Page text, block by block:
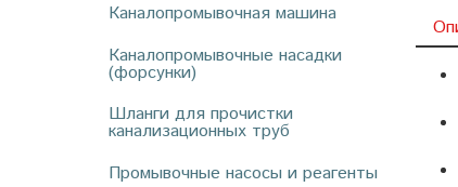
Каналопромывочная машина
Каналопромывочные насадки
(форсунки)
Шланги для прочистки
канализационных труб
Промывочные насосы и реагенты